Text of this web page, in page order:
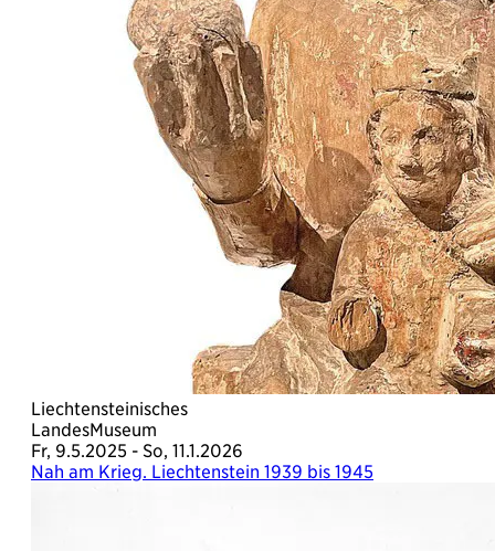
Liechtensteinisches
LandesMuseum
Fr, 9.5.2025 - So, 11.1.2026
Nah am Krieg. Liechtenstein 1939 bis 1945